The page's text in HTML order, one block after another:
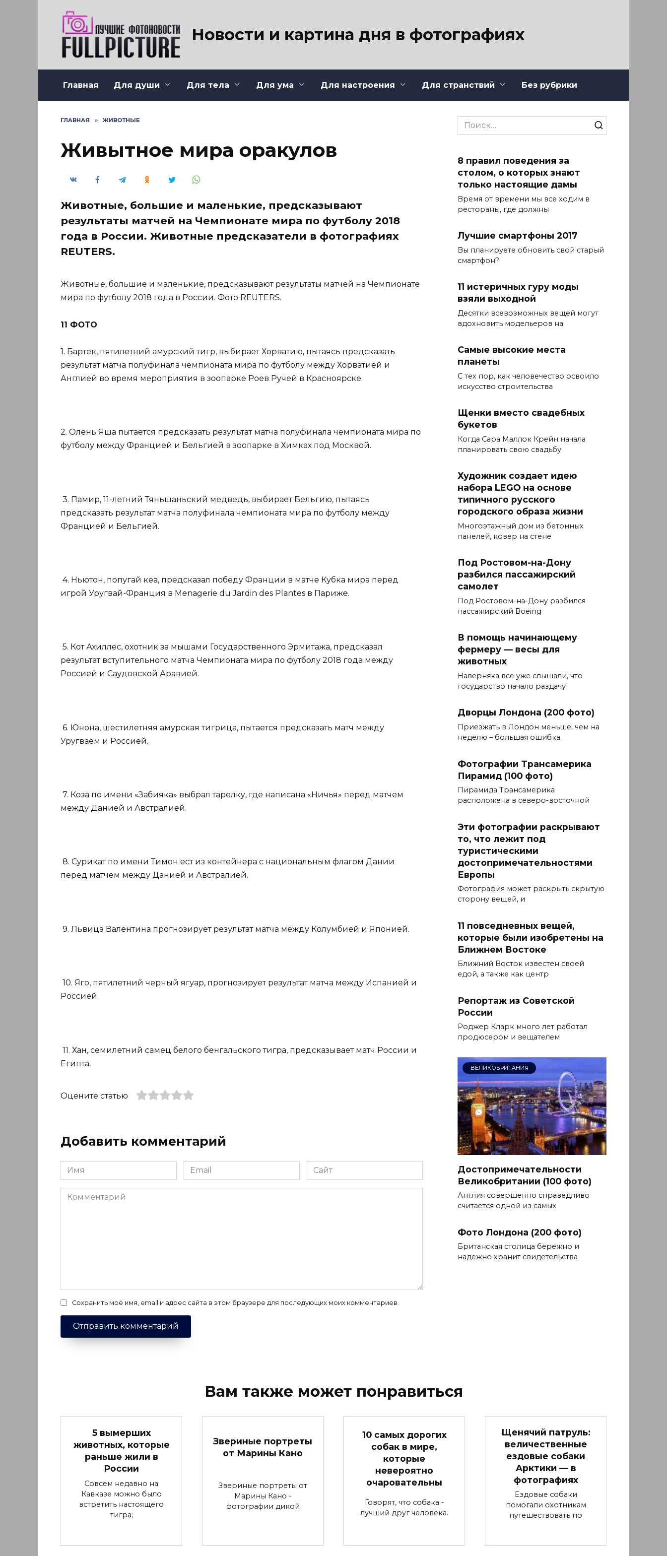
Новости и картина дня в фотографиях
Главная Для души Для тела Для ума Для настроения Для странствий Без рубрики
ГЛАВНАЯ » ЖИВОТНЫЕ
Живытное мира оракулов
Животные, большие и маленькие, предсказывают
результаты матчей на Чемпионате мира по футболу 2018
года в России. Животные предсказатели в фотографиях
REUTERS.
Животные, большие и маленькие, предсказывают результаты матчей на Чемпионате
мира по футболу 2018 года в России. Фото REUTERS.
11 ФОТО
1. Бартек, пятилетний амурский тигр, выбирает Хорватию, пытаясь предсказать
результат матча полуфинала чемпионата мира по футболу между Хорватией и
Англией во время мероприятия в зоопарке Роев Ручей в Красноярске.
2. Олень Яша пытается предсказать результат матча полуфинала чемпионата мира по
футболу между Францией и Бельгией в зоопарке в Химках под Москвой.
3. Памир, 11-летний Тяньшаньский медведь, выбирает Бельгию, пытаясь
предсказать результат матча полуфинала чемпионата мира по футболу между
Францией и Бельгией.
4. Ньютон, попугай кеа, предсказал победу Франции в матче Кубка мира перед
игрой Уругвай-Франция в Menagerie du Jardin des Plantes в Париже.
5. Кот Ахиллес, охотник за мышами Государственного Эрмитажа, предсказал
результат вступительного матча Чемпионата мира по футболу 2018 года между
Россией и Саудовской Аравией.
6. Юнона, шестилетняя амурская тигрица, пытается предсказать матч между
Уругваем и Россией.
7. Коза по имени «Забияка» выбрал тарелку, где написана «Ничья» перед матчем
между Данией и Австралией.
8. Сурикат по имени Тимон ест из контейнера с национальным флагом Дании
перед матчем между Данией и Австралией.
9. Львица Валентина прогнозирует результат матча между Колумбией и Японией.
10. Яго, пятилетний черный ягуар, прогнозирует результат матча между Испанией и
Россией.
11. Хан, семилетний самец белого бенгальского тигра, предсказывает матч России и
Египта.
Оцените статью
Добавить комментарий
Имя
*
Email
*
Сайт
Комментарий
Сохранить моё имя, email и адрес сайта в этом браузере для последующих моих комментариев.
Search
for:
8 правил поведения за
столом, о которых знают
только настоящие дамы
Время от времени мы все ходим в
рестораны, где должны
Лучшие смартфоны 2017
Вы планируете обновить свой старый
смартфон?
11 истеричных гуру моды
взяли выходной
Десятки всевозможных вещей могут
вдохновить модельеров на
Самые высокие места
планеты
С тех пор, как человечество освоило
искусство строительства
Щенки вместо свадебных
букетов
Когда Сара Маллок Крейн начала
планировать свою свадьбу
Художник создает идею
набора LEGO на основе
типичного русского
городского образа жизни
Многоэтажный дом из бетонных
панелей, ковер на стене
Под Ростовом-на-Дону
разбился пассажирский
самолет
Под Ростовом-на-Дону разбился
пассажирский Boeing
В помощь начинающему
фермеру — весы для
животных
Наверняка все уже слышали, что
государство начало раздачу
Дворцы Лондона (200 фото)
Приезжать в Лондон меньше, чем на
неделю – большая ошибка.
Фотографии Трансамерика
Пирамид (100 фото)
Пирамида Трансамерика
расположена в северо-восточной
Эти фотографии раскрывают
то, что лежит под
туристическими
достопримечательностями
Европы
Фотография может раскрыть скрытую
сторону вещей, и
11 повседневных вещей,
которые были изобретены на
Ближнем Востоке
Ближний Восток известен своей
едой, а также как центр
Репортаж из Советской
России
Роджер Кларк много лет работал
продюсером и вещателем
ВЕЛИКОБРИТАНИЯ
Достопримечательности
Великобритании (100 фото)
Англия совершенно справедливо
считается одной из самых
Фото Лондона (200 фото)
Британская столица бережно и
надежно хранит свидетельства
Вам также может понравиться
5 вымерших
животных, которые
раньше жили в
России
Совсем недавно на
Кавказе можно было
встретить настоящего
тигра;
Звериные портреты
от Марины Кано
Звериные портреты от
Марины Кано -
фотографии дикой
10 самых дорогих
собак в мире,
которые
невероятно
очаровательны
Говорят, что собака -
лучший друг человека.
Щенячий патруль:
величественные
ездовые собаки
Арктики — в
фотографиях
Ездовые собаки
помогали охотникам
путешествовать по